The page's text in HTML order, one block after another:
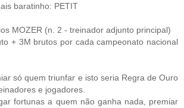
baratinho: PETIT
MOZER (n. 2 - treinador adjunto principal)
+ 3M brutos por cada campeonato nacional
só quem triunfar e isto seria Regra de Ouro
e jogadores.
fortunas a quem não ganha nada, premiar